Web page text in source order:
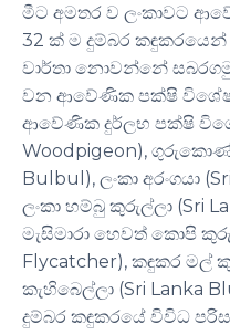
මීට අමතර ව ලංකාවට
32 ක් ම දුම්බර කඳුකරයෙන්
වාර්තා නොවන්නේ
වන ආවේණික පක්ෂි
ආවේණික දුර්ලභ පක්ෂි
Woodpigeon),
Bulbul), ලංකා අරංගයා
ලංකා හම්බු කුරුල්ලා (Sri
මැසිමාරා හෙවත් කොපි
Flycatcher), කඳුකර මල්
කැහිබෙල්ලා (Sri Lanka
දුම්බර කඳුකරයේ විවිධ